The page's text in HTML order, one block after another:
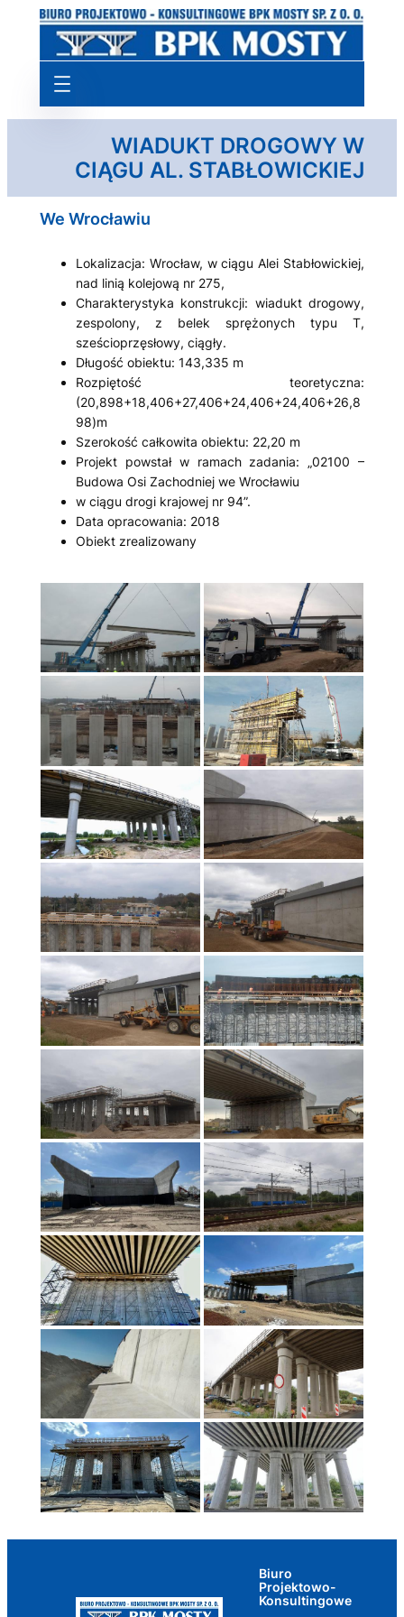
Przejdź
WIADUKT DROGOWY W
CIĄGU AL. STABŁOWICKIEJ
We Wrocławiu
Lokalizacja: Wrocław, w ciągu Alei Stabłowickiej,
nad linią kolejową nr 275,
Charakterystyka konstrukcji: wiadukt drogowy,
zespolony, z belek sprężonych typu T,
sześcioprzęsłowy, ciągły.
Długość obiektu: 143,335 m
Rozpiętość teoretyczna:
(20,898+18,406+27,406+24,406+24,406+26,8
98)m
Szerokość całkowita obiektu: 22,20 m
Projekt powstał w ramach zadania: „02100 –
Budowa Osi Zachodniej we Wrocławiu
w ciągu drogi krajowej nr 94”.
Data opracowania: 2018
Obiekt zrealizowany
Biuro
Projektowo-
Konsultingowe